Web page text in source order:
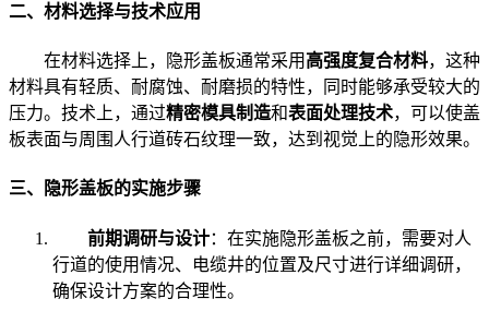
二、材料选择与技术应用
在材料选择上，隐形盖板通常采用 高强度复合材料，这种
材料具有轻质、耐腐蚀、耐磨损的特性，同时能够承受较大的
压力。技术上，通过精密模具制造和表面处理技术，可以使盖
板表面与周围人行道砖石纹理一致，达到视觉上的隐形效果。
三、隐形盖板的实施步骤
前期调研与设计：在实施隐形盖板之前，需要对人
行道的使用情况、电缆井的位置及尺寸进行详细调研，
确保设计方案的合理性。